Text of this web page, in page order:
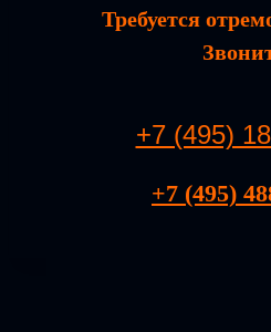
Требуется
+7 (495)
+7 (495)